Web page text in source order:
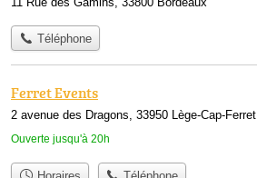
Téléphone
Ferret Events
2 avenue des Dragons, 33950 Lège-Cap-Ferret
Ouverte jusqu'à 20h